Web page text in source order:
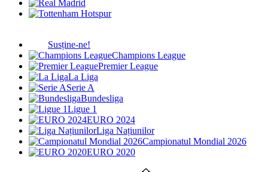
Susține-ne!
Champions League
Premier League
La Liga
Serie A
Bundesliga
Ligue 1
EURO 2024
Liga Națiunilor
Campionatul Mondial 2026
EURO 2020